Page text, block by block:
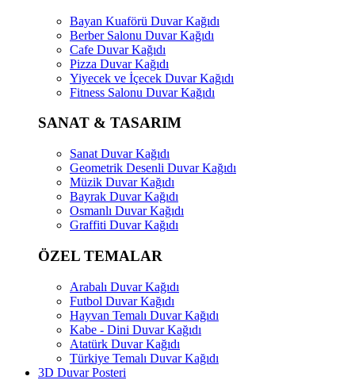
Bayan Kuaförü Duvar Kağıdı
Berber Salonu Duvar Kağıdı
Cafe Duvar Kağıdı
Pizza Duvar Kağıdı
Yiyecek ve İçecek Duvar Kağıdı
Fitness Salonu Duvar Kağıdı
SANAT & TASARIM
Sanat Duvar Kağıdı
Geometrik Desenli Duvar Kağıdı
Müzik Duvar Kağıdı
Bayrak Duvar Kağıdı
Osmanlı Duvar Kağıdı
Graffiti Duvar Kağıdı
ÖZEL TEMALAR
Arabalı Duvar Kağıdı
Futbol Duvar Kağıdı
Hayvan Temalı Duvar Kağıdı
Kabe - Dini Duvar Kağıdı
Atatürk Duvar Kağıdı
Türkiye Temalı Duvar Kağıdı
3D Duvar Posteri